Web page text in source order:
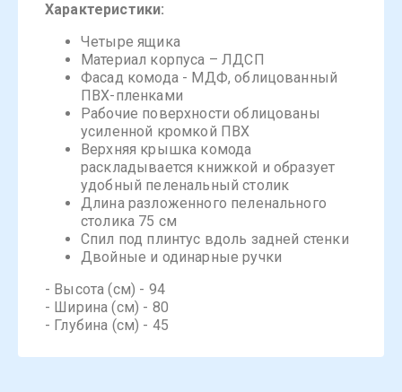
Характеристики:
Четыре ящика
Материал корпуса – ЛДСП
Фасад комода - МДФ, облицованный
ПВХ-пленками
Рабочие поверхности облицованы
усиленной кромкой ПВХ
Верхняя крышка комода
раскладывается книжкой и образует
удобный пеленальный столик
Длина разложенного пеленального
столика 75 см
Спил под плинтус вдоль задней стенки
Двойные и одинарные ручки
- Высота (см) - 94
- Ширина (см) - 80
- Глубина (см) - 45